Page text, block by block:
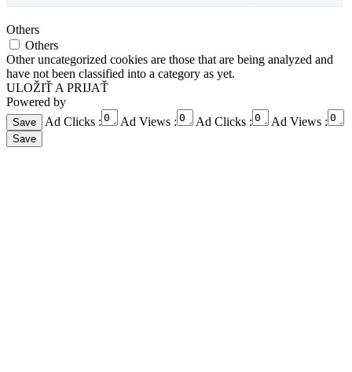
Others
Others
Other uncategorized cookies are those that are being analyzed and
have not been classified into a category as yet.
ULOŽIŤ A PRIJAŤ
Powered by
Ad Clicks :
Ad Views : Ad Clicks : Ad Views :